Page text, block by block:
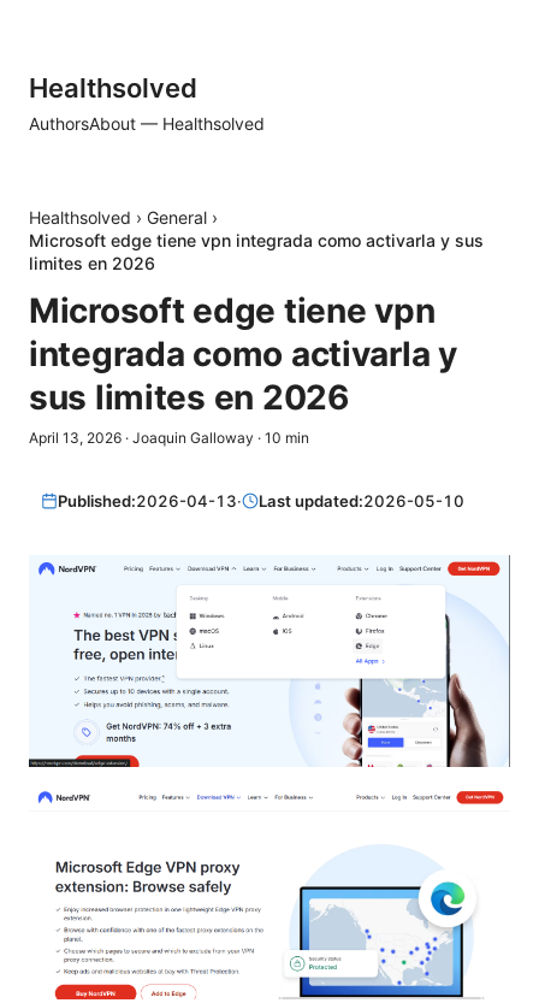
Healthsolved
AuthorsAbout — Healthsolved
Healthsolved › General ›
Microsoft edge tiene vpn integrada como activarla y sus
limites en 2026
Microsoft edge tiene vpn
integrada como activarla y
sus limites en 2026
April 13, 2026 · Joaquin Galloway · 10 min
Published:2026-04-13· Last updated:2026-05-10